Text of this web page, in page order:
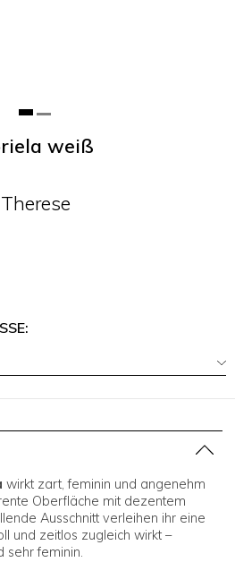
weiß
wirkt zart, feminin und angenehm
Oberfläche mit dezentem
Ausschnitt verleihen ihr eine
und zeitlos zugleich wirkt –
sehr feminin.